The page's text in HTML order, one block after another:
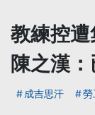
教練控
陳之漢
成吉思汗 勞